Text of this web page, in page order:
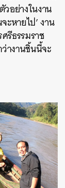
วอย่างในงาน
หายไป’ งาน
รีธรรมราช
างานชิ้นนี้จะ